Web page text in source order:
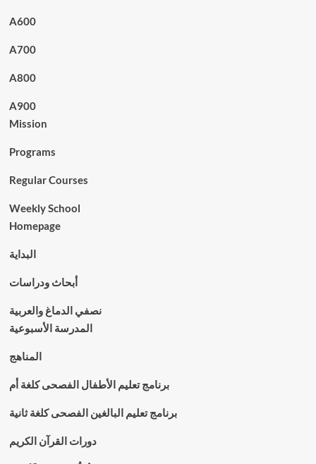
A600
A700
A800
A900
Mission
Programs
Regular Courses
Weekly School
Homepage
البداية
أبحاث ودراسات
نصفي الدماغ والعربية
المدرسة الأسبوعية
المناهج
برنامج تعليم الأطفال الفصحى كلغة أم
برنامج تعليم البالغين الفصحى كلغة ثانية
دورات القرآن الكريم